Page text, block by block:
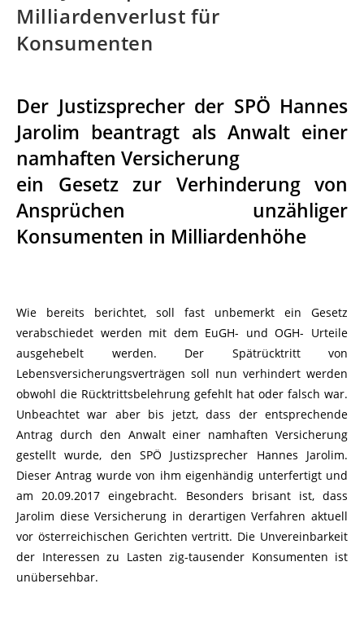
Milliardenverlust für
Konsumenten
Der Justizsprecher der SPÖ Hannes
Jarolim beantragt als Anwalt einer
namhaften Versicherung
ein Gesetz zur Verhinderung von
Ansprüchen unzähliger
Konsumenten in Milliardenhöhe
Wie bereits berichtet, soll fast unbemerkt ein Gesetz
verabschiedet werden mit dem EuGH- und OGH- Urteile
ausgehebelt werden. Der Spätrücktritt von
Lebensversicherungsverträgen soll nun verhindert werden
obwohl die Rücktrittsbelehrung gefehlt hat oder falsch war.
Unbeachtet war aber bis jetzt, dass der entsprechende
Antrag durch den Anwalt einer namhaften Versicherung
gestellt wurde, den SPÖ Justizsprecher Hannes Jarolim.
Dieser Antrag wurde von ihm eigenhändig unterfertigt und
am 20.09.2017 eingebracht. Besonders brisant ist, dass
Jarolim diese Versicherung in derartigen Verfahren aktuell
vor österreichischen Gerichten vertritt. Die Unvereinbarkeit
der Interessen zu Lasten zig-tausender Konsumenten ist
unübersehbar.